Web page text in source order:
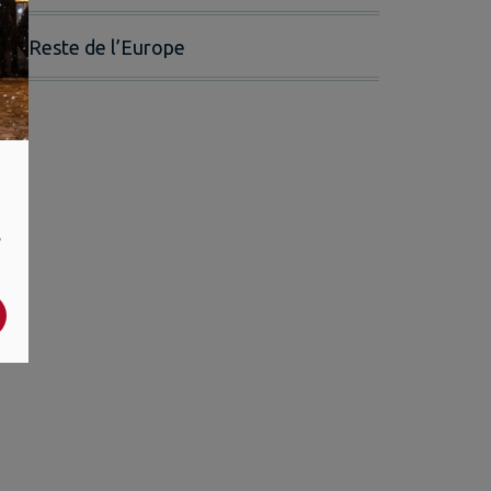
Reste de l’Europe